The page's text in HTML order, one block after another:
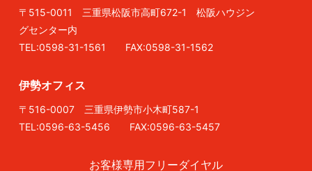
〒515-0011 三重県松阪市高町672-1 松阪ハウジン
グセンター内
TEL:0598-31-1561 FAX:0598-31-1562
伊勢オフィス
〒516-0007 三重県伊勢市小木町587-1
TEL:0596-63-5456 FAX:0596-63-5457
お客様専用フリーダイヤル